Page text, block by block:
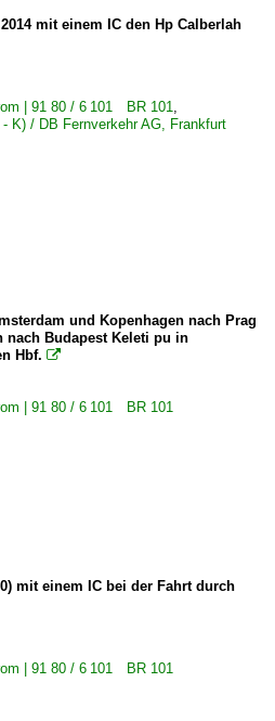
Lokportraits
243
401 · 5 801-804 ganze Züge
406
80
mit einem IC den Hp Calberlah
| 91 80 / 6 101 BR 101,
K) / DB Fernverkehr AG, Frankfurt
und Kopenhagen nach Prag
nach Budapest Keleti pu in
Hbf. 
| 91 80 / 6 101 BR 101
mit einem IC bei der Fahrt durch
| 91 80 / 6 101 BR 101